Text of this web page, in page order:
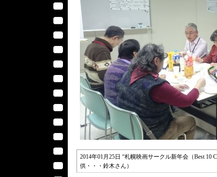
2014年01月25日 “札幌映画サークル新年会（Best 10
供・・・鈴木さん）